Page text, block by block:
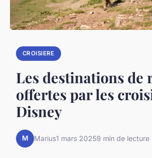
CROISIERE
Les destinations de
offertes par les
Disney
M Marius1 mars 20259 min de lecture